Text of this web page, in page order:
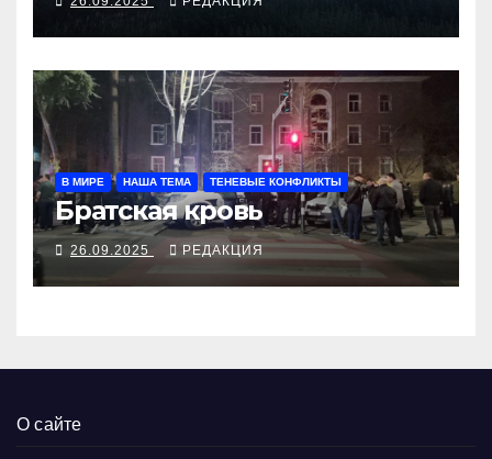
В МИРЕ НАША ТЕМА ТЕНЕВЫЕ КОНФЛИКТЫ
Братская кровь
26.09.2025 РЕДАКЦИЯ
О сайте